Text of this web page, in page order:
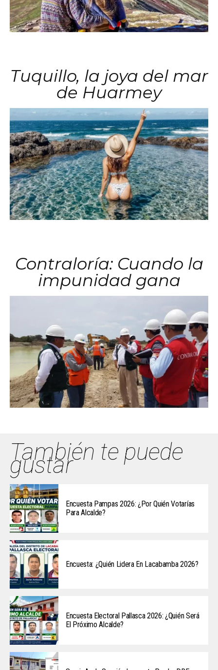
Tuquillo, la joya del mar
de Huarmey
Contraloría: Cuando la
impunidad gana
También te puede
gustar
Encuesta Pampas 2026: ¿Por Quién Votarías
Para Alcalde?
Encuesta: ¿Quién Lidera En Lacabamba 2026?
Encuesta Electoral Pallasca 2026: ¿Quién Será
El Próximo Alcalde?